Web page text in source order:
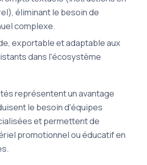
éliminant le besoin de
complexe.
exportable et adaptable aux
dans l'écosystème
représentent un avantage
le besoin d'équipes
et permettent de
promotionnel ou éducatif en